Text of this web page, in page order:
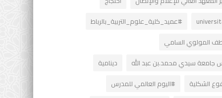
#عميد_كلية_علوم_التربية_بالرباط
المولوي السامي
جامعة سيدي محمد.بن عبد الله
دينامية
الشكلية
#اليوم العالمي للمدرس